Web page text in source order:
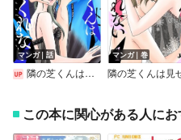
マンガ｜話
隣の芝くんは見せてくれない 分冊版
マンガ｜巻
この本に関心がある人に